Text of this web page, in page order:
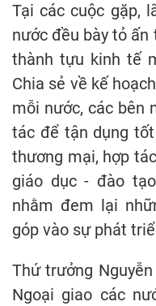
Tại các cuộc gặp,
nước đều bày tỏ
thành tựu kinh tế
Chia sẻ về kế
mỗi nước, các bên
tác để tận dụng
thương mại, hợp
giáo dục - đào
nhằm đem lại
góp vào sự phát
Thứ trưởng
Ngoại giao các